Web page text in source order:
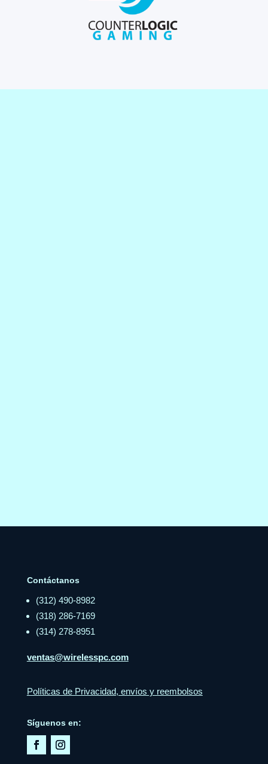
Contáctanos
(312) 490-8982
(318) 286-7169
(314) 278-8951
ventas@wirelesspc.com
Políticas de Privacidad, envíos y reembolsos
Síguenos en: